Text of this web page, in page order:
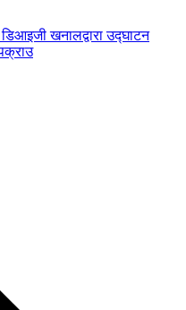
खनालद्वारा उद्घाटन